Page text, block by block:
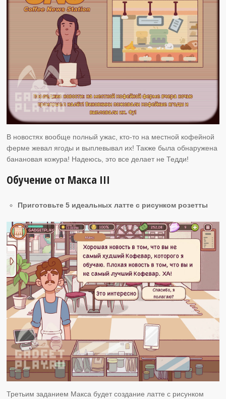
В новостях вообще полный ужас, кто-то на местной кофейной
ферме жевал ягоды и выплевывал их! Также была обнаружена
банановая кожура! Надеюсь, это все делает не Тедди!
Обучение от Макса ІІI
Приготовьте 5 идеальных латте с рисунком розетты
Третьим заданием Макса будет создание латте с рисунком